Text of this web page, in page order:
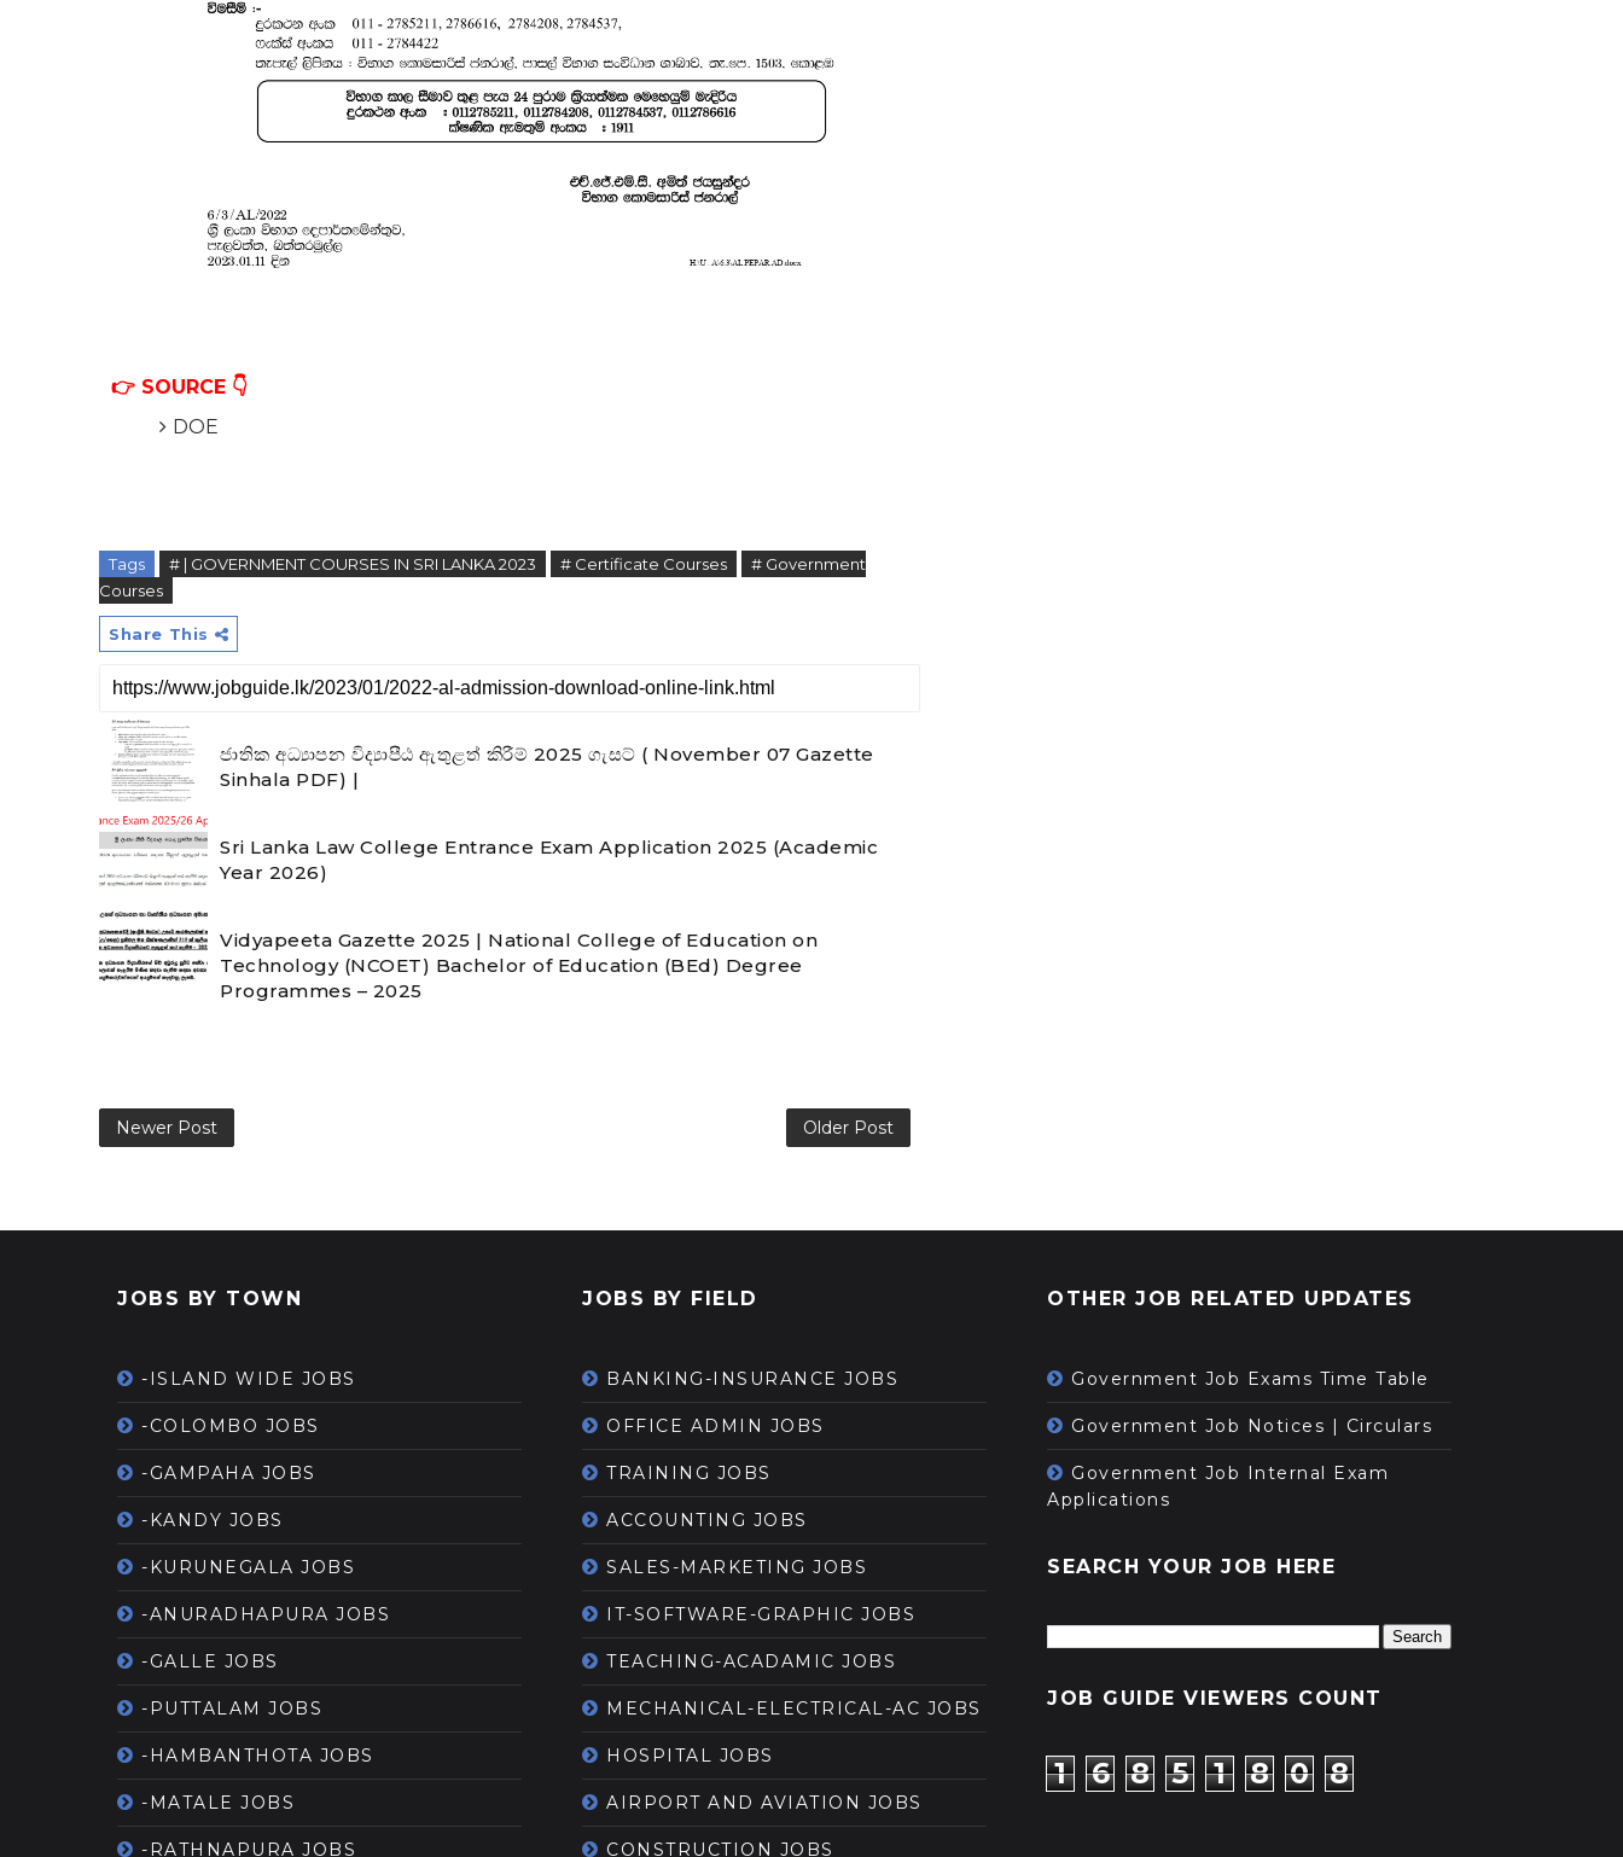
👉 SOURCE 👇
DOE
Tags # | GOVERNMENT COURSES IN SRI LANKA 2023 # Certificate Courses
# Government
Courses
Share This
ජාතික අධ්‍යාපන විද්‍යාපීඨ ඇතුළත් කිරීම් 2025 ගැසට් ( November 07 Gazette
Sinhala PDF) |
Sri Lanka Law College Entrance Exam Application 2025 (Academic
Year 2026)
Vidyapeeta Gazette 2025 | National College of Education on
Technology (NCOET) Bachelor of Education (BEd) Degree
Programmes – 2025
Newer Post Older Post
JOBS BY TOWN
-ISLAND WIDE JOBS
-COLOMBO JOBS
-GAMPAHA JOBS
-KANDY JOBS
-KURUNEGALA JOBS
-ANURADHAPURA JOBS
-GALLE JOBS
-PUTTALAM JOBS
-HAMBANTHOTA JOBS
-MATALE JOBS
-RATHNAPURA JOBS
JOBS BY FIELD
BANKING-INSURANCE JOBS
OFFICE ADMIN JOBS
TRAINING JOBS
ACCOUNTING JOBS
SALES-MARKETING JOBS
IT-SOFTWARE-GRAPHIC JOBS
TEACHING-ACADAMIC JOBS
MECHANICAL-ELECTRICAL-AC JOBS
HOSPITAL JOBS
AIRPORT AND AVIATION JOBS
CONSTRUCTION JOBS
OTHER JOB RELATED UPDATES
Government Job Exams Time Table
Government Job Notices | Circulars
Government Job Internal Exam
Applications
SEARCH YOUR JOB HERE
JOB GUIDE VIEWERS COUNT
1 6 8 5 1 8 0 8